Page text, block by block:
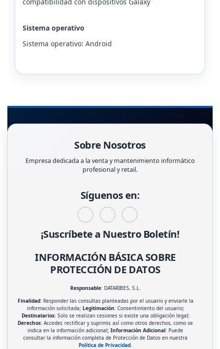
Sistema operativo
Sistema operativo: Android
Sobre Nosotros
Empresa dedicada a la venta y mantenimiento informàtico
profesional y retail.
Síguenos en:
¡Suscríbete a Nuestro Boletín!
INFORMACIÓN BÁSICA SOBRE
PROTECCIÓN DE DATOS
Responsable: DATARIBES, S.L.
Finalidad: Responder las consultas planteadas por el usuario y enviarle la
información solicitada; Legitimación: Consentimiento del usuario;
Destinatarios: Solo se realizan cesiones si existe una obligación legal;
Derechos: Acceder, rectificar y suprimir, así como otros derechos, como se
indica en la información adicional;Información Adicional: Puede
consultar la información completa de Protección de Datos en nuestra
Política de Privacidad